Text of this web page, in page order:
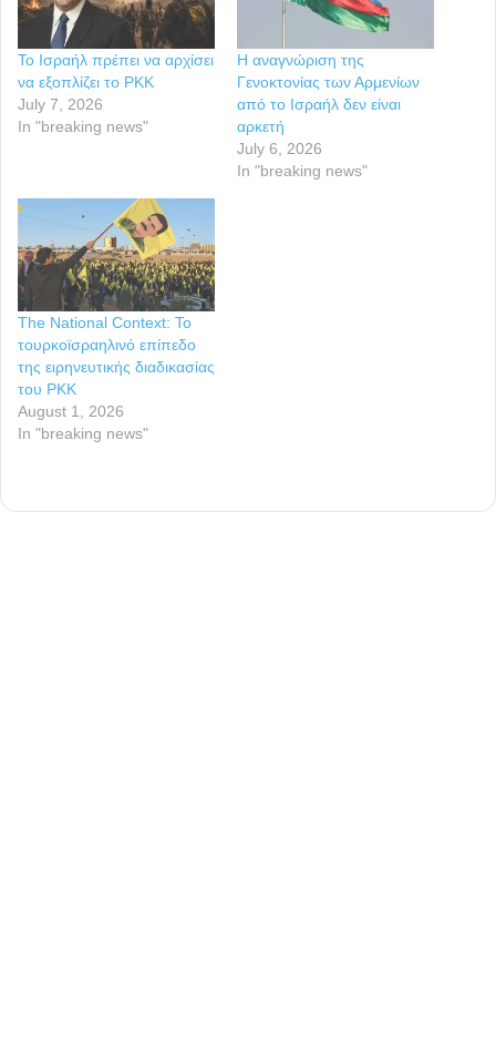
Το Ισραήλ πρέπει να αρχίσει
να εξοπλίζει το PKK
July 7, 2026
In "breaking news"
Η αναγνώριση της
Γενοκτονίας των Αρμενίων
από το Ισραήλ δεν είναι
αρκετή
July 6, 2026
In "breaking news"
The National Context: Το
τουρκοϊσραηλινό επίπεδο
της ειρηνευτικής διαδικασίας
του ΡΚΚ
August 1, 2026
In "breaking news"